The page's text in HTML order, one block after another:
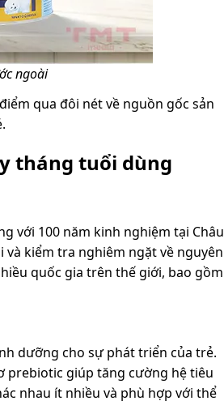
ngoài
qua đôi nét về nguồn gốc sản
tháng tuổi dùng
với 100 năm kinh nghiệm tại Châu
và kiểm tra nghiêm ngặt về nguyên
quốc gia trên thế giới, bao gồm
dưỡng cho sự phát triển của trẻ.
prebiotic giúp tăng cường hệ tiêu
nhau ít nhiều và phù hợp với thể